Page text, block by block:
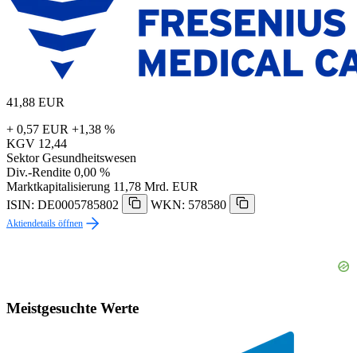
41,88 EUR
+ 0,57 EUR +1,38 %
KGV 12,44
Sektor Gesundheitswesen
Div.-Rendite 0,00 %
Marktkapitalisierung 11,78 Mrd. EUR
ISIN: DE0005785802
WKN: 578580
Aktiendetails öffnen
Meistgesuchte Werte